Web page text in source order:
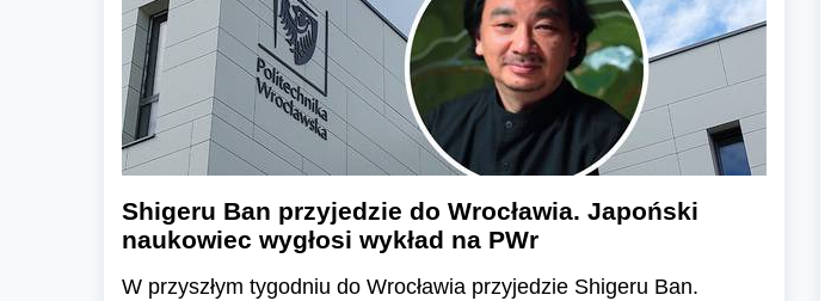
Shigeru Ban przyjedzie do Wrocławia. Japoński
naukowiec wygłosi wykład na PWr
W przyszłym tygodniu do Wrocławia przyjedzie Shigeru Ban.